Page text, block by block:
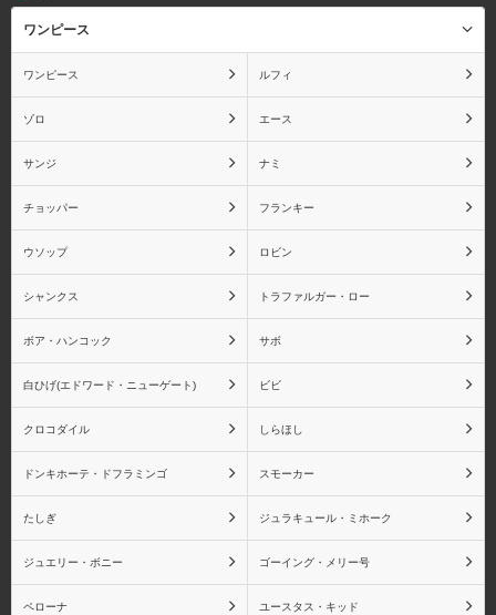
トラファルガー・ロー
白ひげ(エドワード・ニュ
ーゲート)
ビビ
ドンキホーテ・ドフラミ
ワンピース
ワンピース ルフィ
ゾロ エース
サンジ ナミ
チョッパー フランキー
ウソップ ロビン
シャンクス トラファルガー・ロー
ボア・ハンコック サボ
白ひげ(エドワード・ニューゲート) ビビ
クロコダイル しらほし
ドンキホーテ・ドフラミンゴ スモーカー
たしぎ ジュラキュール・ミホーク
ジュエリー・ボニー ゴーイング・メリー号
ペローナ ユースタス・キッド